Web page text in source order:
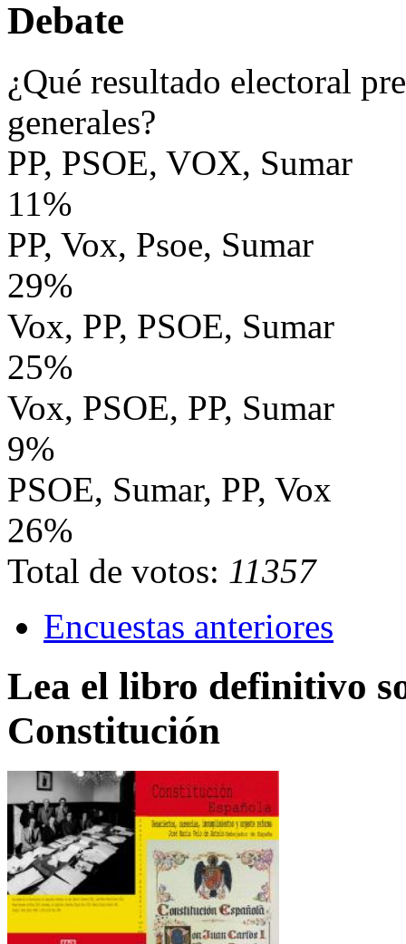
Debate
¿Qué resultado electoral
generales?
PP, PSOE, VOX, Sumar
11%
PP, Vox, Psoe, Sumar
29%
Vox, PP, PSOE, Sumar
25%
Vox, PSOE, PP, Sumar
9%
PSOE, Sumar, PP, Vox
26%
Total de votos: 11357
Encuestas anteriores
Lea el libro definitivo
Constitución